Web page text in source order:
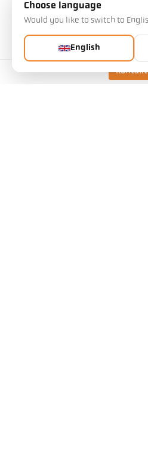
Dieses Video wird erst von YouTube geladen, wenn Sie auf den
Choose language
Would you like to switch to
English